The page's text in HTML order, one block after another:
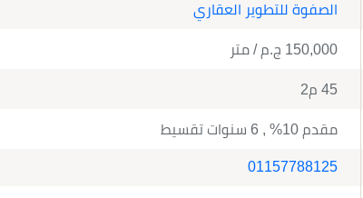
الصفوة للتطوير العقاري
150,000 ج.م / متر
45 م2
مقدم 10% , 6 سنوات تقسيط
01157788125